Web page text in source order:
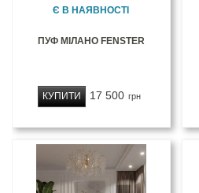
Є В НАЯВНОСТІ
ПУФ МІЛАНО FENSTER
17 500 грн
КУПИТИ